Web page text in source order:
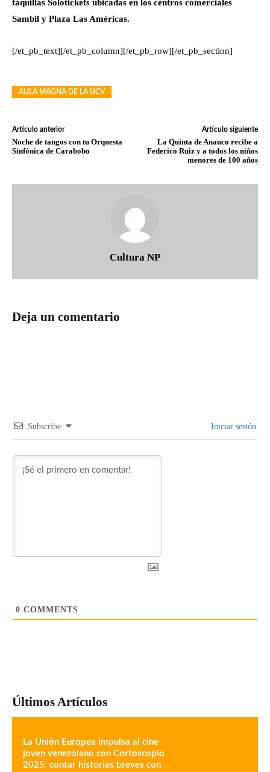
taquillas Solotickets ubicadas en los centros comerciales
Sambil y Plaza Las Américas.
[/et_pb_text][/et_pb_column][/et_pb_row][/et_pb_section]
AULA MAGNA DE LA UCV
Artículo anterior
Noche de tangos con tu Orquesta
Sinfónica de Carabobo
Artículo siguiente
La Quinta de Anauco recibe a
Federico Ruiz y a todos los niños
menores de 100 años
Cultura NP
Deja un comentario
Subscribe Iniciar sesión
0 COMMENTS
Últimos Artículos
La Unión Europea impulsa al cine
joven venezolano con Cortoscopio
2025: contar historias breves con